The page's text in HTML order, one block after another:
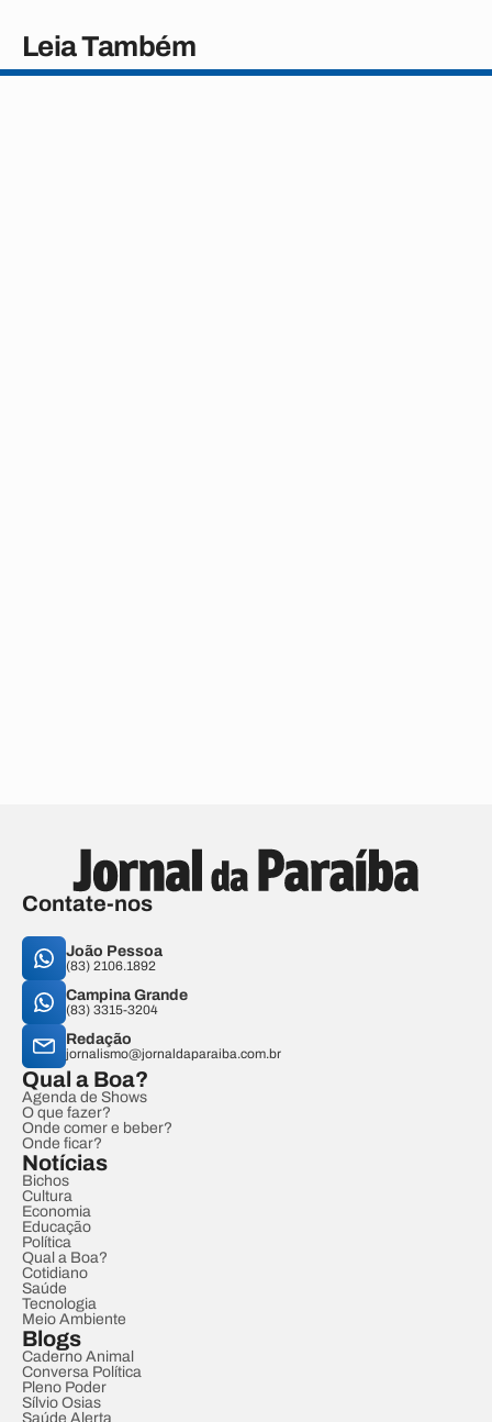
Leia Também
Contate-nos
João Pessoa
(83) 2106.1892
Campina Grande
(83) 3315-3204
Redação
jornalismo@jornaldaparaiba.com.br
Qual a Boa?
Agenda de Shows
O que fazer?
Onde comer e beber?
Onde ficar?
Notícias
Bichos
Cultura
Economia
Educação
Política
Qual a Boa?
Cotidiano
Saúde
Tecnologia
Meio Ambiente
Blogs
Caderno Animal
Conversa Política
Pleno Poder
Sílvio Osias
Saúde Alerta